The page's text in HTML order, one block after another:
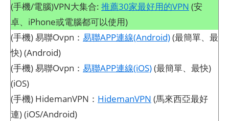
(手機/電腦)VPN大集合: 推薦30家最好用的VPN (安
卓、iPhone或電腦都可以使用)
(手機) 易聯Ovpn： 易聯APP連線(Android)(最簡單、最
快) (Android)
(手機) 易聯Ovpn： 易聯APP連線(iOS)(最簡單、最快)
(iOS)
(手機) HidemanVPN： HidemanVPN (馬來西亞最好
連) (iOS/Android)